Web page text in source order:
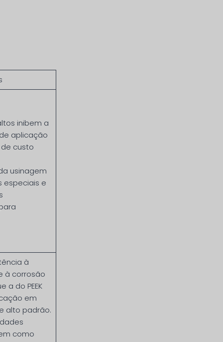
inibem a
aplicação
custo
usinagem
especiais e
à
à corrosão
a do PEEK
em
alto padrão.
como